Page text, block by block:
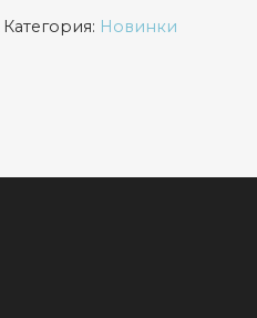
Категория: Новинки